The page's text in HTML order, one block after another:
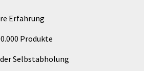
Erfahrung
Produkte
Selbstabholung